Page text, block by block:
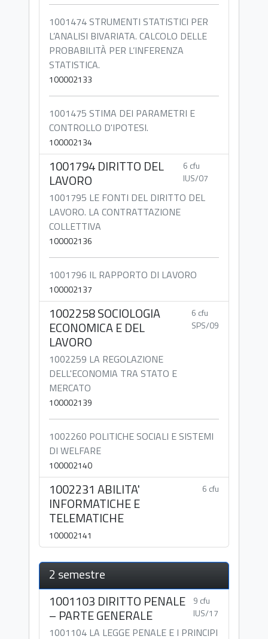
1001474 STRUMENTI STATISTICI PER
L’ANALISI BIVARIATA. CALCOLO DELLE
PROBABILITÀ PER L’INFERENZA
STATISTICA.
100002133
1001475 STIMA DEI PARAMETRI E
CONTROLLO D'IPOTESI.
100002134
1001794 DIRITTO DEL
LAVORO
6 cfu
IUS/07
1001795 LE FONTI DEL DIRITTO DEL
LAVORO. LA CONTRATTAZIONE
COLLETTIVA
100002136
1001796 IL RAPPORTO DI LAVORO
100002137
1002258 SOCIOLOGIA
ECONOMICA E DEL
LAVORO
6 cfu
SPS/09
1002259 LA REGOLAZIONE
DELL'ECONOMIA TRA STATO E
MERCATO
100002139
1002260 POLITICHE SOCIALI E SISTEMI
DI WELFARE
100002140
1002231 ABILITA'
INFORMATICHE E
TELEMATICHE
6 cfu
100002141
2 semestre
1001103 DIRITTO PENALE
– PARTE GENERALE
9 cfu
IUS/17
1001104 LA LEGGE PENALE E I PRINCIPI